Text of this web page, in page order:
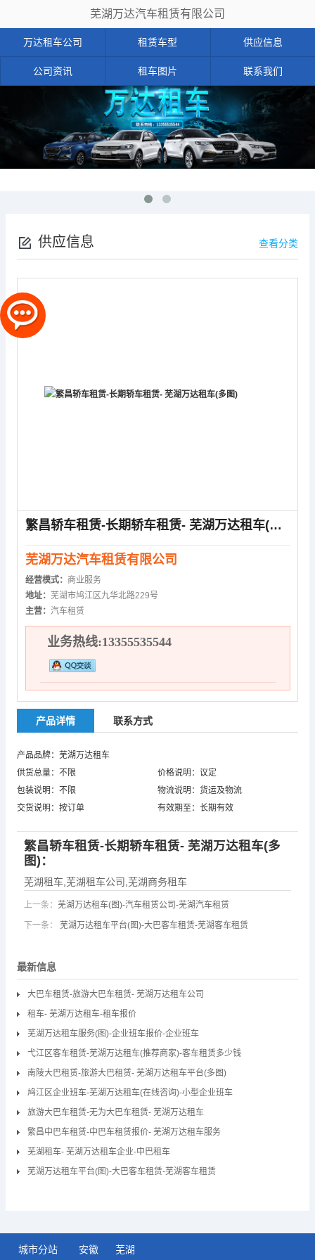
芜湖万达汽车租赁有限公司
万达租车公司 租赁车型 供应信息
公司资讯 租车图片 联系我们
供应信息 查看分类
繁昌轿车租赁-长期轿车租赁- 芜湖万达租车(多图)
芜湖万达汽车租赁有限公司
经营模式： 商业服务
地址： 芜湖市鸠江区九华北路229号
主营： 汽车租赁
业务热线:13355535544
产品详情 联系方式
产品品牌：芜湖万达租车
供货总量：不限
价格说明：议定
包装说明：不限
物流说明：货运及物流
交货说明：按订单
有效期至：长期有效
繁昌轿车租赁-长期轿车租赁- 芜湖万达租车(多
图)：
芜湖租车 芜湖租车公司 芜湖商务租车
上一条： 芜湖万达租车(图)-汽车租赁公司-芜湖汽车租赁
下一条： 芜湖万达租车平台(图)-大巴客车租赁-芜湖客车租赁
最新信息
大巴车租赁-旅游大巴车租赁- 芜湖万达租车公司
租车- 芜湖万达租车-租车报价
芜湖万达租车服务(图)-企业班车报价-企业班车
弋江区客车租赁-芜湖万达租车(推荐商家)-客车租赁多少钱
南陵大巴租赁-旅游大巴租赁- 芜湖万达租车平台(多图)
鸠江区企业班车-芜湖万达租车(在线咨询)-小型企业班车
旅游大巴车租赁-无为大巴车租赁- 芜湖万达租车
繁昌中巴车租赁-中巴车租赁报价- 芜湖万达租车服务
芜湖租车- 芜湖万达租车企业-中巴租车
芜湖万达租车平台(图)-大巴客车租赁-芜湖客车租赁
城市分站 安徽 芜湖